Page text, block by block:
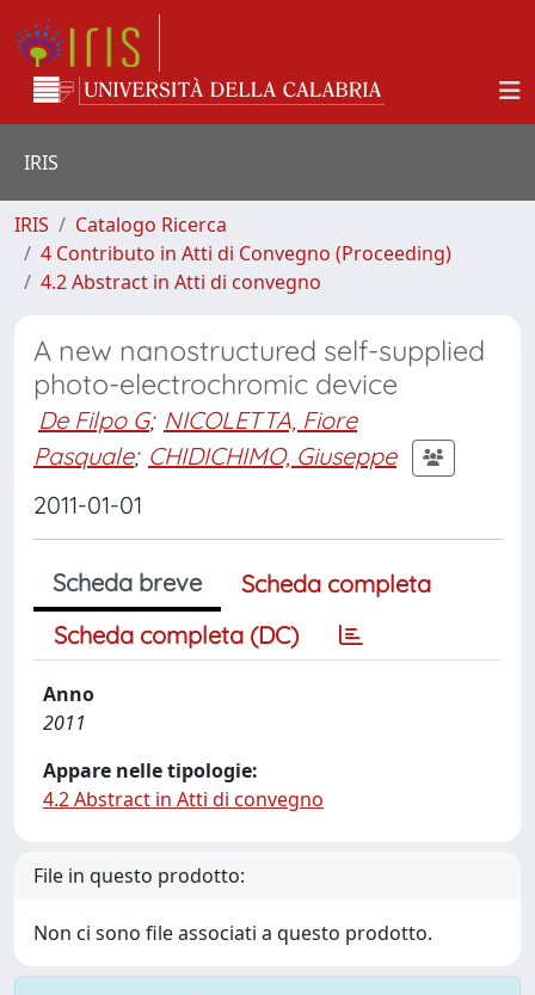
IRIS
IRIS
Catalogo Ricerca
4 Contributo in Atti di Convegno (Proceeding)
4.2 Abstract in Atti di convegno
A new nanostructured self-supplied
photo-electrochromic device
De Filpo G; NICOLETTA, Fiore
Pasquale; CHIDICHIMO, Giuseppe
2011-01-01
Scheda breve
Scheda completa
Scheda completa (DC)
Anno
2011
Appare nelle tipologie:
4.2 Abstract in Atti di convegno
File in questo prodotto:
Non ci sono file associati a questo prodotto.